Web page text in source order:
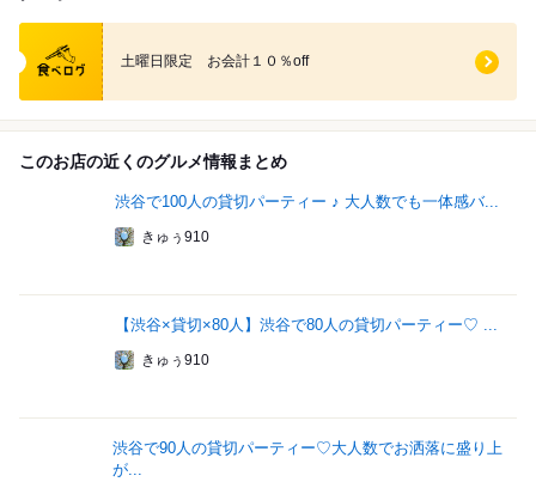
食べログ クーポン
土曜日限定 お会計１０％off
このお店の近くのグルメ情報まとめ
渋谷で100人の貸切パーティー ♪ 大人数でも一体感バ...
きゅぅ910
【渋谷×貸切×80人】渋谷で80人の貸切パーティー♡ ...
きゅぅ910
渋谷で90人の貸切パーティー♡大人数でお洒落に盛り上
が...